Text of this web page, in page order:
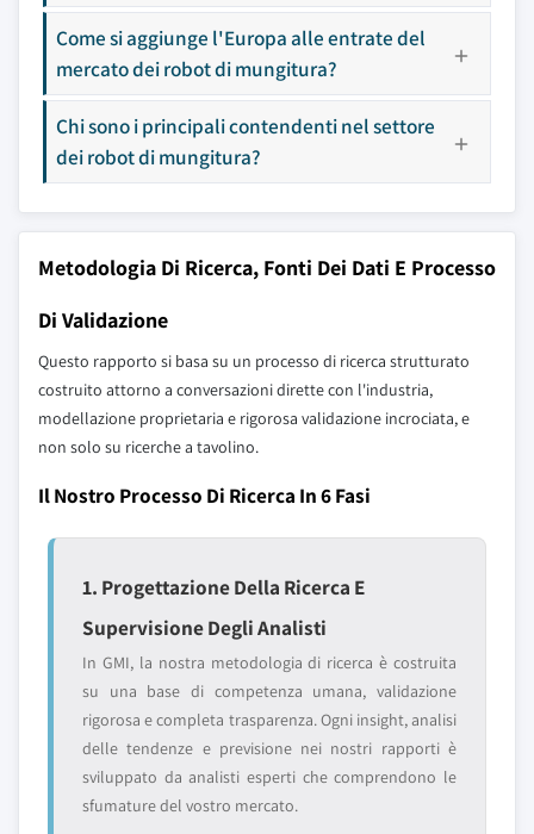
Come si aggiunge l'Europa alle entrate del
mercato dei robot di mungitura?
Chi sono i principali contendenti nel settore
dei robot di mungitura?
Metodologia Di Ricerca, Fonti Dei Dati E Processo
Di Validazione
Questo rapporto si basa su un processo di ricerca strutturato
costruito attorno a conversazioni dirette con l'industria,
modellazione proprietaria e rigorosa validazione incrociata, e
non solo su ricerche a tavolino.
Il Nostro Processo Di Ricerca In 6 Fasi
1. Progettazione Della Ricerca E
Supervisione Degli Analisti
In GMI, la nostra metodologia di ricerca è costruita
su una base di competenza umana, validazione
rigorosa e completa trasparenza. Ogni insight, analisi
delle tendenze e previsione nei nostri rapporti è
sviluppato da analisti esperti che comprendono le
sfumature del vostro mercato.